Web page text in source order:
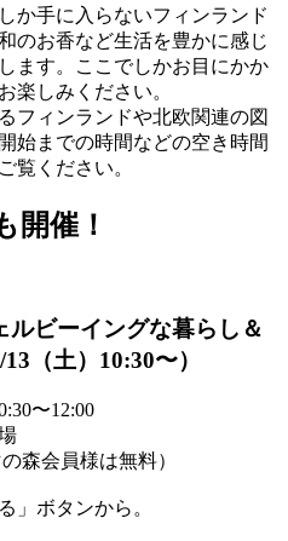
か手に入らないフィンランド
のお香など生活を豊かに感じ
ます。ここでしかお目にかか
楽しみください。
フィンランドや北欧関連の図
始までの時間などの空き時間
覧ください。
開催！
ルビーイングな暮らし＆
（土）10:30〜）
〜12:00
森会員様は無料）
」ボタンから。